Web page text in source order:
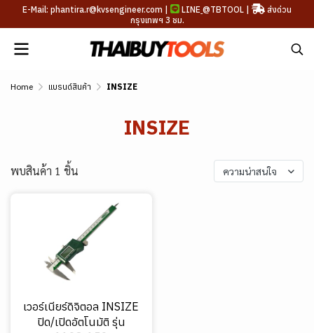
E-Mail: phantira.r@kvsengineer.com | LINE @TBTOOL |
ส่งด่วน
กรุงเทพฯ 3 ชม.
Home แบรนด์สินค้า INSIZE
INSIZE
พบสินค้า 1 ชิ้น ความน่าสนใจ
เวอร์เนียร์ดิจิตอล INSIZE
ปิด/เปิดอัตโนมัติ รุ่น